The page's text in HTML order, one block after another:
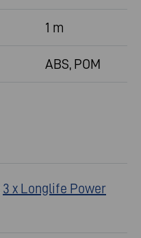
1 m
ABS, POM
3 x Longlife Power